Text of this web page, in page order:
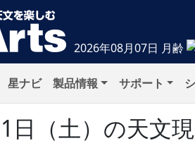
2026年08月07日 月齢
星ナビ 製品情報 サポート
日（土）の天文